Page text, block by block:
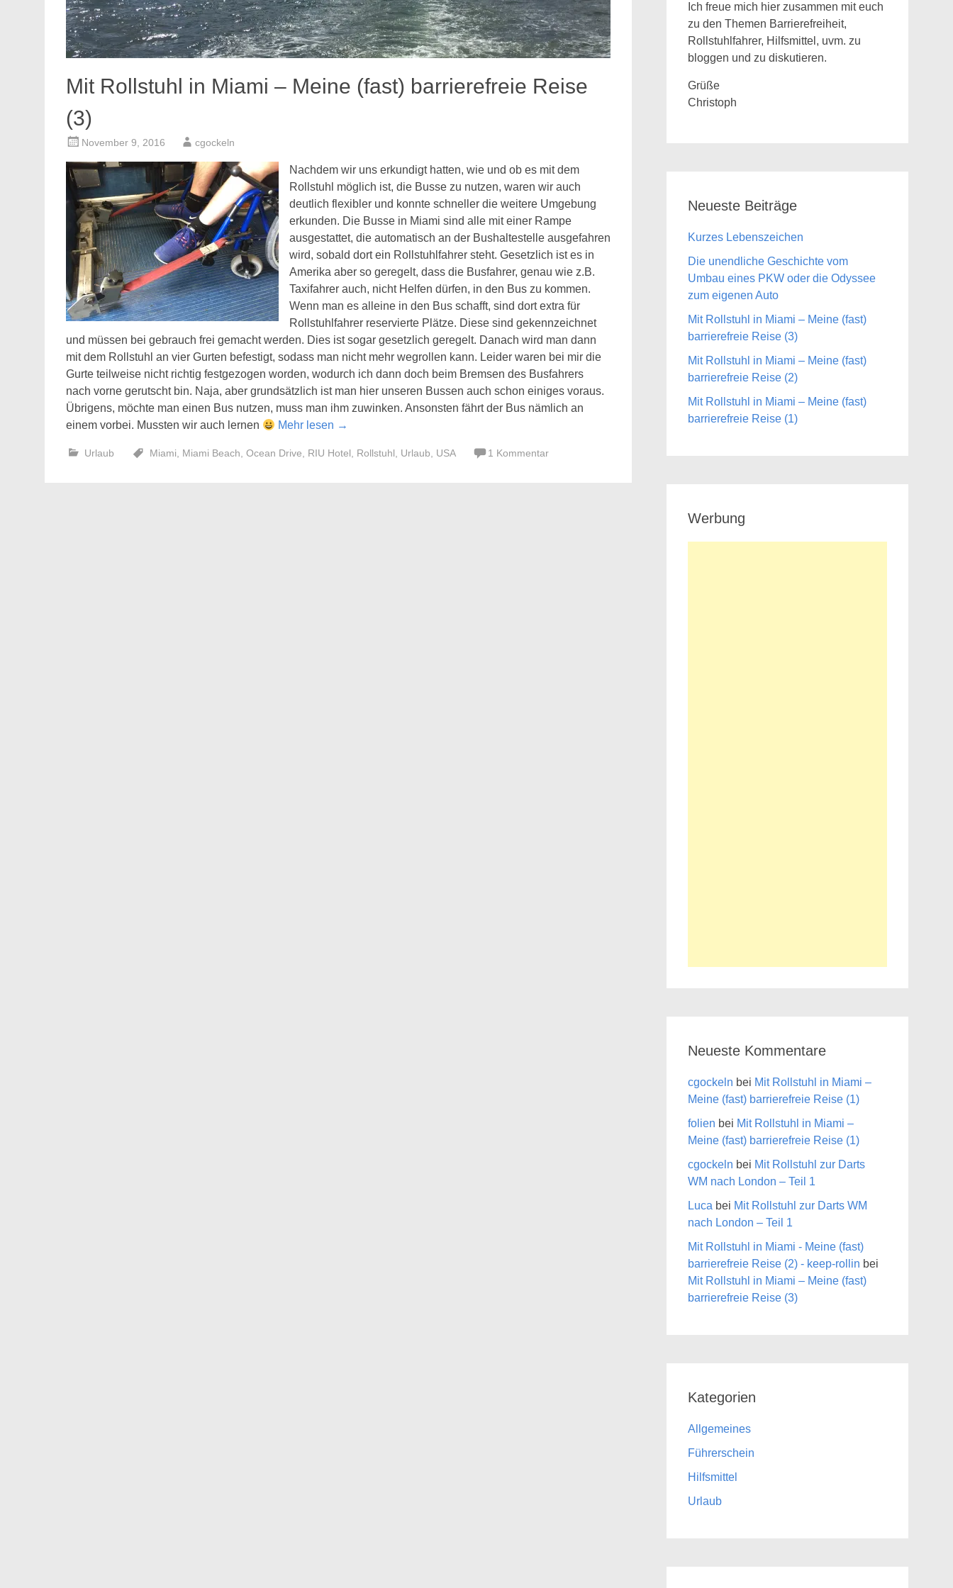
Mit Rollstuhl in Miami – Meine (fast) barrierefreie Reise
(3)
November 9, 2016 cgockeln
Nachdem wir uns erkundigt hatten, wie und ob es mit dem
Rollstuhl möglich ist, die Busse zu nutzen, waren wir auch
deutlich flexibler und konnte schneller die weitere Umgebung
erkunden. Die Busse in Miami sind alle mit einer Rampe
ausgestattet, die automatisch an der Bushaltestelle ausgefahren
wird, sobald dort ein Rollstuhlfahrer steht. Gesetzlich ist es in
Amerika aber so geregelt, dass die Busfahrer, genau wie z.B.
Taxifahrer auch, nicht Helfen dürfen, in den Bus zu kommen.
Wenn man es alleine in den Bus schafft, sind dort extra für
Rollstuhlfahrer reservierte Plätze. Diese sind gekennzeichnet
und müssen bei gebrauch frei gemacht werden. Dies ist sogar gesetzlich geregelt. Danach wird man dann
mit dem Rollstuhl an vier Gurten befestigt, sodass man nicht mehr wegrollen kann. Leider waren bei mir die
Gurte teilweise nicht richtig festgezogen worden, wodurch ich dann doch beim Bremsen des Busfahrers
nach vorne gerutscht bin. Naja, aber grundsätzlich ist man hier unseren Bussen auch schon einiges voraus.
Übrigens, möchte man einen Bus nutzen, muss man ihm zuwinken. Ansonsten fährt der Bus nämlich an
einem vorbei. Mussten wir auch lernen
Mehr lesen →
Urlaub Miami Miami Beach Ocean Drive RIU Hotel Rollstuhl Urlaub USA 1 Kommentar
Ich freue mich hier zusammen mit euch
zu den Themen Barrierefreiheit,
Rollstuhlfahrer, Hilfsmittel, uvm. zu
bloggen und zu diskutieren.
Grüße
Christoph
Neueste Beiträge
Kurzes Lebenszeichen
Die unendliche Geschichte vom
Umbau eines PKW oder die Odyssee
zum eigenen Auto
Mit Rollstuhl in Miami – Meine (fast)
barrierefreie Reise (3)
Mit Rollstuhl in Miami – Meine (fast)
barrierefreie Reise (2)
Mit Rollstuhl in Miami – Meine (fast)
barrierefreie Reise (1)
Werbung
Neueste Kommentare
cgockeln bei Mit Rollstuhl in Miami –
Meine (fast) barrierefreie Reise (1)
folien bei Mit Rollstuhl in Miami –
Meine (fast) barrierefreie Reise (1)
cgockeln bei Mit Rollstuhl zur Darts
WM nach London – Teil 1
Luca bei Mit Rollstuhl zur Darts WM
nach London – Teil 1
Mit Rollstuhl in Miami - Meine (fast)
barrierefreie Reise (2) - keep-rollin bei
Mit Rollstuhl in Miami – Meine (fast)
barrierefreie Reise (3)
Kategorien
Allgemeines
Führerschein
Hilfsmittel
Urlaub